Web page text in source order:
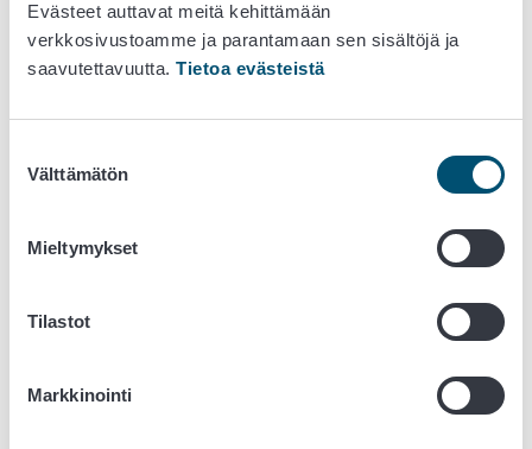
Evästeet auttavat meitä kehittämään
verkkosivustoamme ja parantamaan sen sisältöjä ja
saavutettavuutta. Tietoa evästeistä
valinta
Välttämätön
Mieltymykset
Tilastot
Markkinointi